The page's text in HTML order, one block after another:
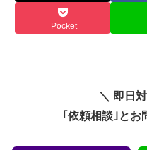
Pocket
＼ 即日
｢依頼相談｣とお